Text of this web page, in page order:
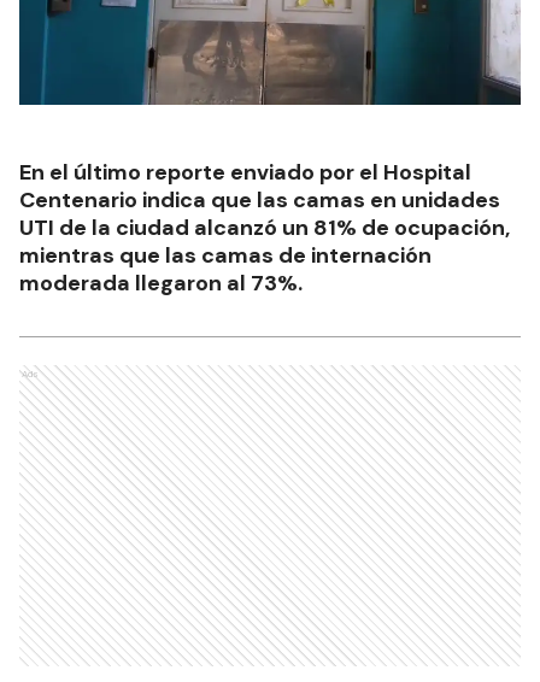
En el último reporte enviado por el Hospital
Centenario indica que las camas en unidades
UTI de la ciudad alcanzó un 81% de ocupación,
mientras que las camas de internación
moderada llegaron al 73%.
Ads